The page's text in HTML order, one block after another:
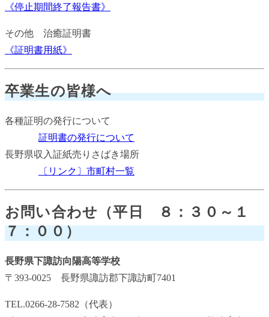
《停止期間終了報告書》
その他 治癒証明書
《証明書用紙》
卒業生の皆様へ
各種証明の発行について
証明書の発行について
長野県収入証紙売りさばき場所
〔リンク〕市町村一覧
お問い合わせ（平日 ８：３０～１
７：００）
長野県下諏訪向陽高等学校
〒393-0025 長野県諏訪郡下諏訪町7401
TEL.0266-28-7582（代表）